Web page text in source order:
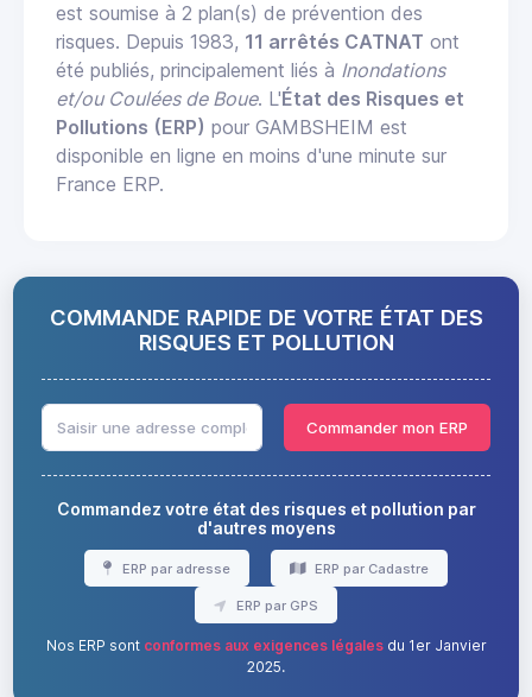
est soumise à 2 plan(s) de prévention des
risques. Depuis 1983, 11 arrêtés CATNAT ont
été publiés, principalement liés à Inondations
et/ou Coulées de Boue. L'État des Risques et
Pollutions (ERP) pour GAMBSHEIM est
disponible en ligne en moins d'une minute sur
France ERP.
COMMANDE RAPIDE DE VOTRE ÉTAT DES
RISQUES ET POLLUTION
Commander mon ERP
Commandez votre état des risques et pollution par
d'autres moyens
ERP par adresse ERP par Cadastre
ERP par GPS
Nos ERP sont conformes aux exigences légalesdu 1er Janvier
2025.